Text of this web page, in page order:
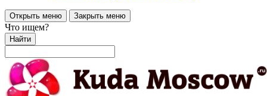
Открыть меню Закрыть меню
Что ищем?
Найти